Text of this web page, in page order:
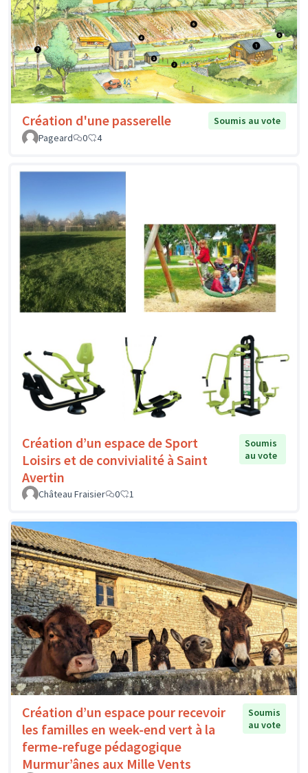
Création d'une passerelle
Soumis au vote
Pageard
0 4
Création d’un espace de Sport
Loisirs et de convivialité à Saint
Avertin
Soumis
au vote
Château Fraisier 0 1
Création d’un espace pour recevoir
les familles en week-end vert à la
ferme-refuge pédagogique
Murmur’ânes aux Mille Vents
Soumis
au vote